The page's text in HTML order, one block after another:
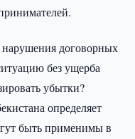
договорных
без ущерба
убытки?
определяет
быть применимы в